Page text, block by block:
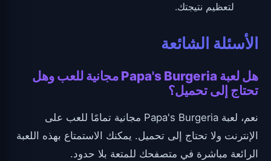
لتعظيم نتيجتك.
الأسئلة الشائعة
هل لعبة Papa's Burgeria مجانية للعب وهل
تحتاج إلى تحميل؟
نعم، لعبة Papa's Burgeria مجانية تمامًا للعب على
الإنترنت ولا تحتاج إلى تحميل. يمكنك الاستمتاع بهذه اللعبة
الرائعة مباشرة في متصفحك للمتعة بلا حدود.